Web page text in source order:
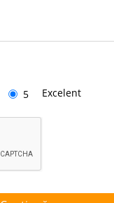
5 Excelent